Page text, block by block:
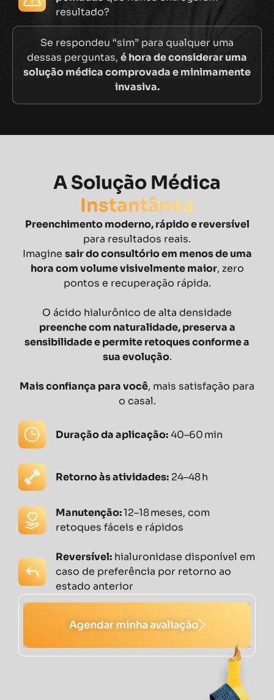
resultado?
Se respondeu “sim” para qualquer uma
dessas perguntas, é hora de considerar uma
solução médica comprovada e minimamente
invasiva.
A Solução Médica
Instantânea
Preenchimento moderno, rápido e reversível
para resultados reais.
Imagine sair do consultório em menos de uma
hora com volume visivelmente maior, zero
pontos e recuperação rápida.
O ácido hialurônico de alta densidade
preenche com naturalidade, preserva a
sensibilidade e permite retoques conforme a
sua evolução.
Mais confiança para você, mais satisfação para
o casal.
Duração da aplicação:40–60 min
Retorno às atividades: 24–48 h
Manutenção:12–18 meses, com
retoques fáceis e rápidos
Reversível: hialuronidase disponível em
caso de preferência por retorno ao
estado anterior
Agendar minha avaliação